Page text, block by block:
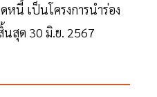
หนี้ เป็นโครงการนำร่อง
นสุด 30 มิ.ย. 2567